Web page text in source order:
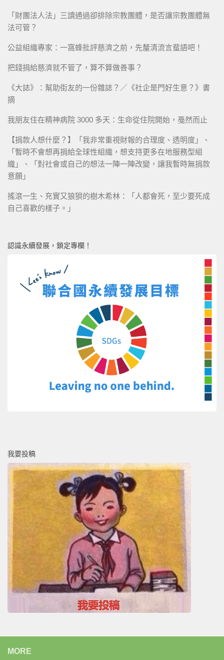
「財團法人法」三讀通過卻排除宗教團體，是否讓宗教團體無
法可管？
公益組織專家：一窩蜂批評慈濟之前，先釐清流言蜚語吧！
把錢捐給慈濟就不管了，算不算做善事？
《大誌》：幫助街友的一份雜誌？／《社企是門好生意？》書
摘
我朋友住在精神病院 3000 多天：生命從住院開始，戞然而止
【捐款人想什麼？】「我非常重視財報的合理度、透明度」、
「暫時不會想再捐給全球性組織，想支持更多在地服務型組
織」、「對社會或自己的想法一陣一陣改變，讓我暫時無捐款
意願」
搖滾一生、充實又狼狽的樹木希林：「人都會死，至少要死成
自己喜歡的樣子。」
認識永續發展，鎖定專欄！
我要投稿
MORE